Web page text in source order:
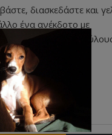
διασκεδάστε και
ένα ανέκδοτο με
τους
για τις...